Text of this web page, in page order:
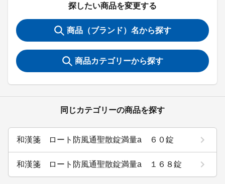
探したい商品を変更する
商品（ブランド）名から探す
商品カテゴリーから探す
同じカテゴリーの商品を探す
和漢箋 ロート防風通聖散錠満量a ６０錠
和漢箋 ロート防風通聖散錠満量a １６８錠